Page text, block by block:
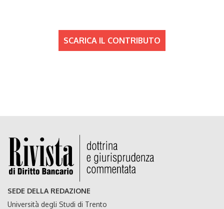
SCARICA IL CONTRIBUTO
SEDE DELLA REDAZIONE
Università degli Studi di Trento